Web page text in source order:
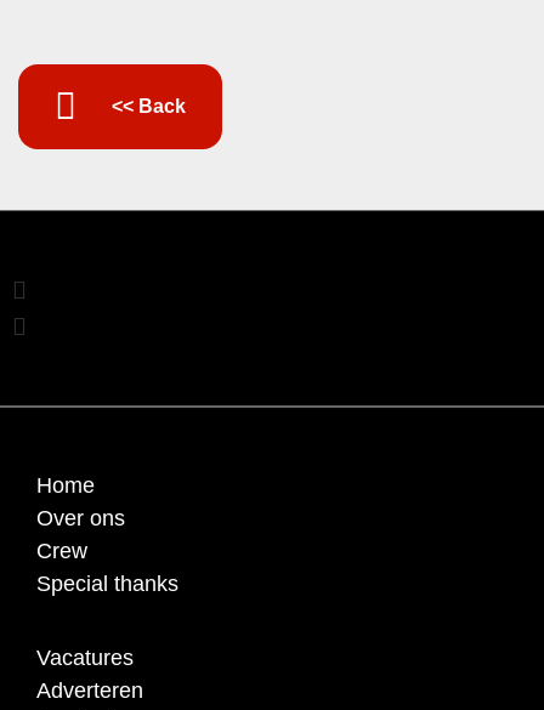
<< Back
Home
Over ons
Crew
Special thanks
Vacatures
Adverteren